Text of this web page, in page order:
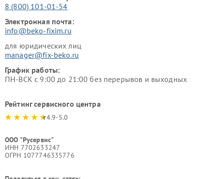
8 (800) 101-01-54
Электронная почта:
info@beko-fixim.ru
для юридических лиц
manager@fix-beko.ru
График работы:
ПН-ВСК с 9:00 до 21:00 без перерывов и выходных
Рейтинг сервисного центра
4.9-5.0
ООО "Русервис"
ИНН 7702633247
ОГРН 1077746335776